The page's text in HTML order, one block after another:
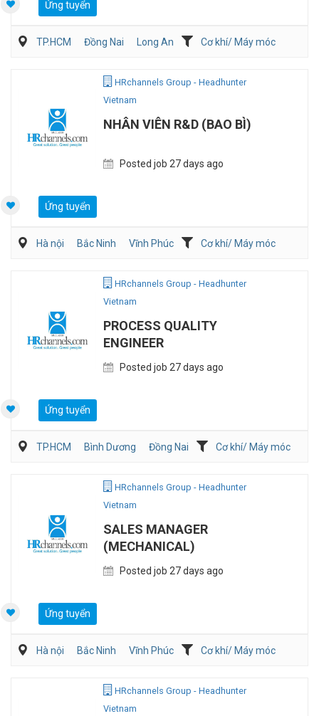
Ứng tuyển
TP.HCM Đồng Nai Long An
Cơ khí/ Máy móc
HRchannels Group - Headhunter
Vietnam
NHÂN VIÊN R&D (BAO BÌ)
Posted job 27 days ago
Ứng tuyển
Hà nội Bắc Ninh Vĩnh Phúc
Cơ khí/ Máy móc
HRchannels Group - Headhunter
Vietnam
PROCESS QUALITY
ENGINEER
Posted job 27 days ago
Ứng tuyển
TP.HCM Bình Dương Đồng Nai
Cơ khí/ Máy móc
HRchannels Group - Headhunter
Vietnam
SALES MANAGER
(MECHANICAL)
Posted job 27 days ago
Ứng tuyển
Hà nội Bắc Ninh Vĩnh Phúc Cơ khí/ Máy móc
HRchannels Group - Headhunter
Vietnam